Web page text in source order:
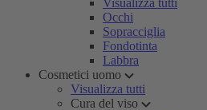
Visualizza tutti
Occhi
Sopracciglia
Fondotinta
Labbra
Cosmetici uomo
Visualizza tutti
Cura del viso